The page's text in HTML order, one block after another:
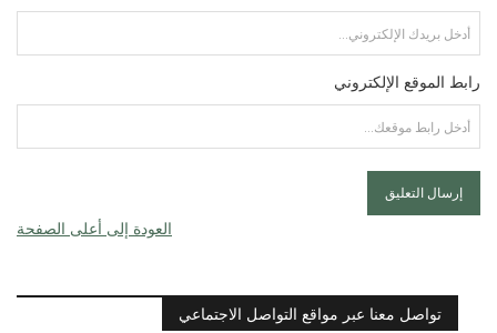
رابط الموقع الإلكتروني
العودة إلى أعلى الصفحة
تواصل معنا عبر مواقع التواصل الاجتماعي